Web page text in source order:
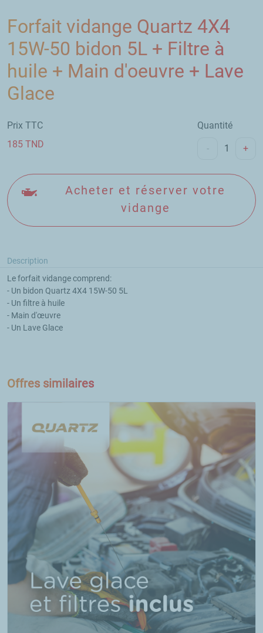
Forfait vidange Quartz 4X4
15W-50 bidon 5L + Filtre à
huile + Main d'oeuvre + Lave
Glace
Prix TTC
185 TND
Quantité
- +
Acheter et réserver votre
vidange
Description
Le forfait vidange comprend:
- Un bidon Quartz 4X4 15W-50 5L
- Un filtre à huile
- Main d'œuvre
- Un Lave Glace
Offres similaires